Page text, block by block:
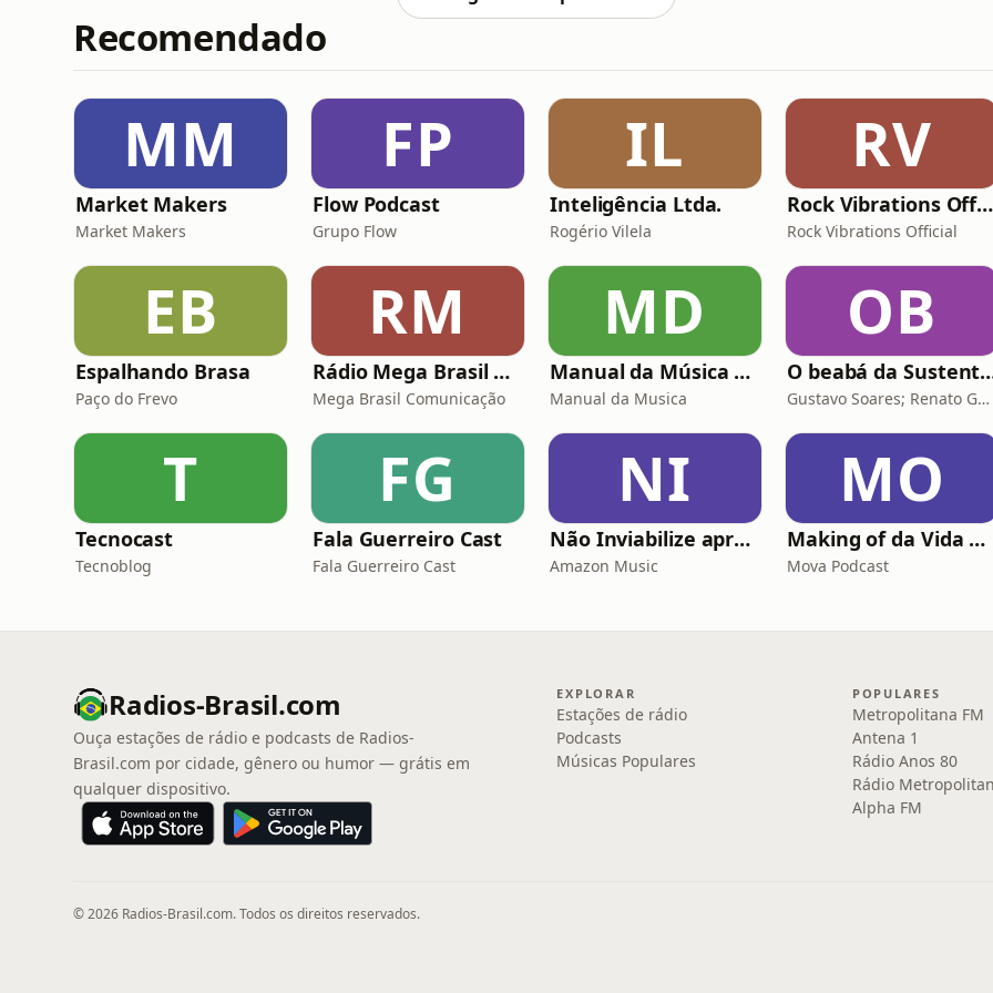
Recomendado
MM
Market Makers
Market Makers
FP
Flow Podcast
Grupo Flow
IL
Inteligência Ltda.
Rogério Vilela
RV
Rock Vibrations Official
Rock Vibrations Official
EB
Espalhando Brasa
Paço do Frevo
RM
Rádio Mega Brasil Online
Mega Brasil Comunicação
MD
Manual da Música Podcast
Manual da Musica
OB
O beabá da
Gustavo Soares; Renato Gatti
T
Tecnocast
Tecnoblog
FG
Fala Guerreiro Cast
Fala Guerreiro Cast
NI
Não Inviabilize apresenta: Histórias da Firma
Amazon Music
MO
Making of da Vida Alheia - Mova
Mova Podcast
Radios-Brasil.com
Ouça estações de rádio e podcasts de Radios-
Brasil.com por cidade, gênero ou humor — grátis em
qualquer dispositivo.
EXPLORAR
Estações de rádio
Podcasts
Músicas Populares
POPULARES
Metropolitana FM
Antena 1
Rádio Anos 80
Rádio
Alpha FM
© 2026 Radios-Brasil.com. Todos os direitos reservados.